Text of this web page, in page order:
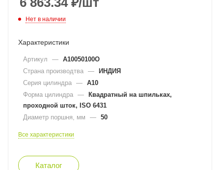
Нет в наличии
Характеристики
Артикул — A10050100O
Страна производтва — ИНДИЯ
Серия цилиндра — A10
Форма цилиндра — Квадратный на шпильках,
проходной шток, ISO 6431
Диаметр поршня, мм
— 50
Все характеристики
Каталог